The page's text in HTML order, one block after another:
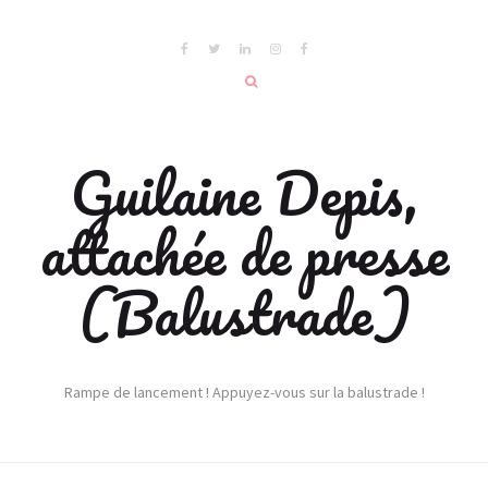
Guilaine Depis,
attachée de presse
(Balustrade)
Rampe de lancement ! Appuyez-vous sur la balustrade !